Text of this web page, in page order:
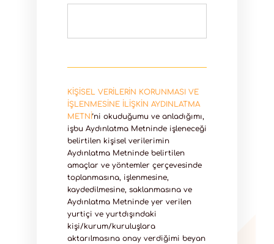
KİŞİSEL VERİLERİN KORUNMASI VE
İŞLENMESİNE İLİŞKİN AYDINLATMA
METNİ ’ni okuduğumu ve anladığımı,
işbu Aydınlatma Metninde işleneceği
belirtilen kişisel verilerimin
Aydınlatma Metninde belirtilen
amaçlar ve yöntemler çerçevesinde
toplanmasına, işlenmesine,
kaydedilmesine, saklanmasına ve
Aydınlatma Metninde yer verilen
yurtiçi ve yurtdışındaki
kişi/kurum/kuruluşlara
aktarılmasına onay verdiğimi beyan